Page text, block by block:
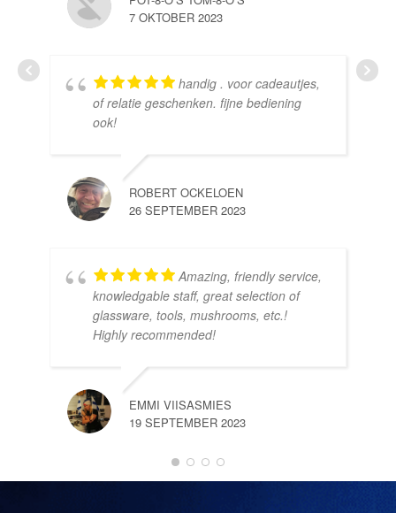
7 OKTOBER 2023
handig . voor cadeautjes,
of relatie geschenken. fijne bediening
ook!
ROBERT OCKELOEN
26 SEPTEMBER 2023
Amazing, friendly service,
knowledgable staff, great selection of
glassware, tools, mushrooms, etc.!
Highly recommended!
EMMI VIISASMIES
19 SEPTEMBER 2023